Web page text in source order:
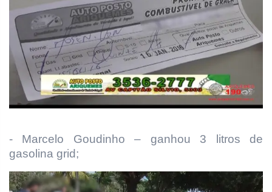
- Marcelo Goudinho – ganhou 3 litros de
gasolina grid;